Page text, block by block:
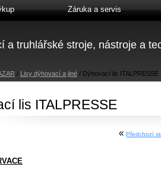
Záruka a servis
a truhlářské stroje, nástroje a
/ Lisy dýhovací a jiné / Dýhovací lis ITALPRESSE
lis ITALPRESSE
«Předchozí